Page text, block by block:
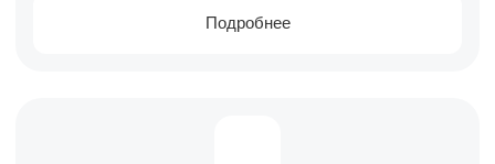
Подробнее